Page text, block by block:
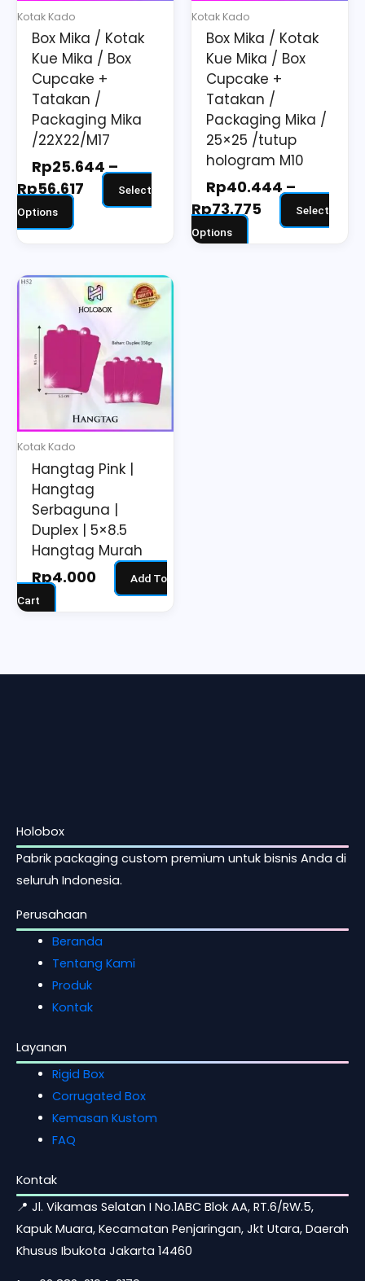
Kotak Kado
Box Mika / Kotak
Kue Mika / Box
Cupcake +
Tatakan /
Packaging Mika
/22X22/M17
Rp25.644 –
Rp56.617
Select
Options
be
chosen
on
the
product
page
Kotak Kado
Box Mika / Kotak
Kue Mika / Box
Cupcake +
Tatakan /
Packaging Mika /
25×25 /tutup
hologram M10
Rp40.444 –
Rp73.775
Select
Options
be
chosen
on
the
product
page
Kotak Kado
Hangtag Pink |
Hangtag
Serbaguna |
Duplex | 5×8.5
Hangtag Murah
Rp4.000
Add To
Cart
Holobox
Pabrik packaging custom premium untuk bisnis Anda di
seluruh Indonesia.
Perusahaan
Beranda
Tentang Kami
Produk
Kontak
Layanan
Rigid Box
Corrugated Box
Kemasan Kustom
FAQ
Kontak
📍 Jl. Vikamas Selatan I No.1ABC Blok AA, RT.6/RW.5,
Kapuk Muara, Kecamatan Penjaringan, Jkt Utara, Daerah
Khusus Ibukota Jakarta 14460